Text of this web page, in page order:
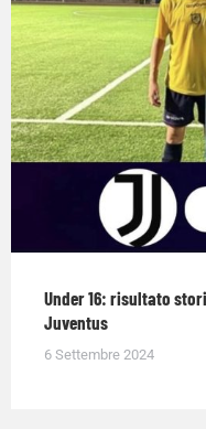
Under 16: risultato
Juventus
6 Settembre 2024